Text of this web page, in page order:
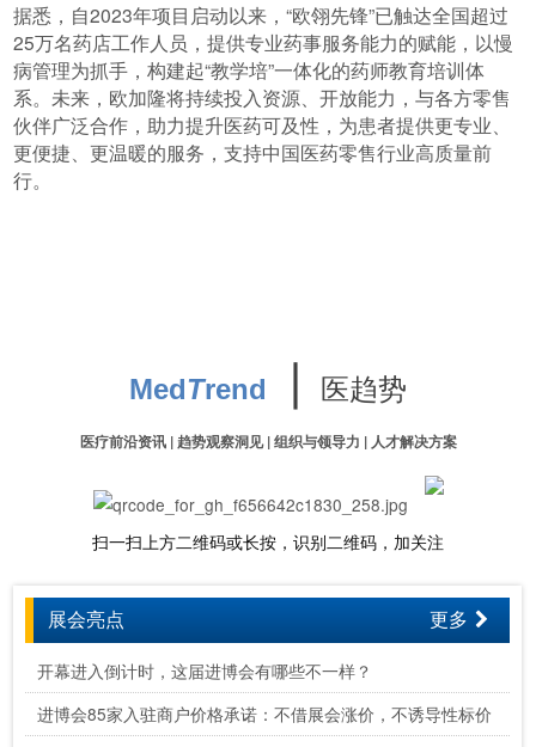
据悉，自2023年项目启动以来，“欧翎先锋”已触达全国超过
25万名药店工作人员，提供专业药事服务能力的赋能，以慢
病管理为抓手，构建起“教学培”一体化的药师教育培训体
系。未来，欧加隆将持续投入资源、开放能力，与各方零售
伙伴广泛合作，助力提升医药可及性，为患者提供更专业、
更便捷、更温暖的服务，支持中国医药零售行业高质量前
行。
MedTrend ∣ 医趋势
医疗前沿资讯 | 趋势观察洞见 | 组织与领导力 | 人才解决方案
扫一扫上方二维码或长按，识别二维码，加关注
展会亮点 更多
开幕进入倒计时，这届进博会有哪些不一样？
进博会85家入驻商户价格承诺：不借展会涨价，不诱导性标价